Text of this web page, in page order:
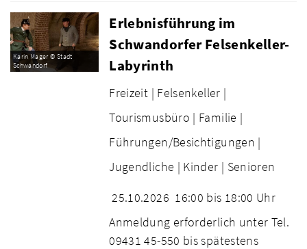
Karin Mager © Stadt
Schwandorf
Erlebnisführung im
Schwandorfer Felsenkeller-
Labyrinth
Freizeit | Felsenkeller |
Tourismusbüro | Familie |
Führungen/Besichtigungen |
Jugendliche | Kinder | Senioren
25.10.2026 16:00 bis 18:00 Uhr
Anmeldung erforderlich unter Tel.
09431 45-550 bis spätestens